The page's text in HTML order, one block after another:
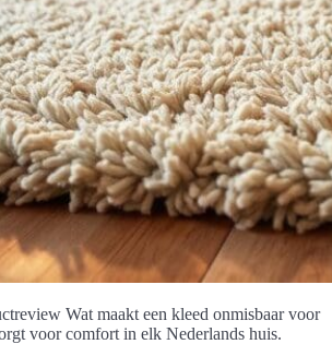
Wat maakt een kleed onmisbaar voor
voor comfort in elk Nederlands huis.